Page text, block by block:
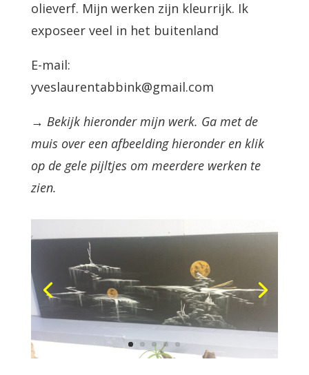
olieverf. Mijn werken zijn kleurrijk. Ik
exposeer veel in het buitenland
E-mail:
yveslaurentabbink@gmail.com
→ Bekijk hieronder mijn werk. Ga met de
muis over een afbeelding hieronder en klik
op de gele pijltjes om meerdere werken te
zien.